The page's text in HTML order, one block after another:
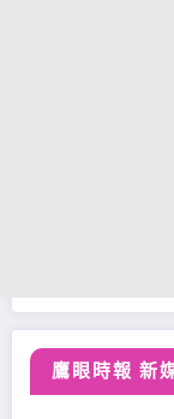
鷹眼時報 新